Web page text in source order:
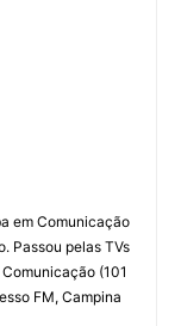
em Comunicação
Passou pelas TVs
(101
FM, Campina